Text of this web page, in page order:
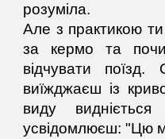
розуміла.
Але з практикою
за кермо та
відчувати
виїжджаєш із
виду
усвідомлюєш: "Цю